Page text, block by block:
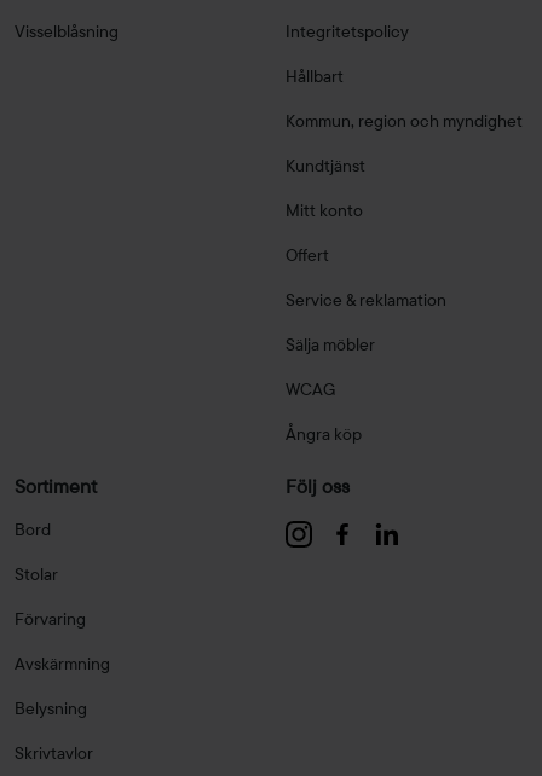
Visselblåsning Integritetspolicy
Hållbart
Kommun, region och myndighet
Kundtjänst
Mitt konto
Offert
Service & reklamation
Sälja möbler
WCAG
Ångra köp
Sortiment
Bord
Stolar
Förvaring
Avskärmning
Belysning
Skrivtavlor
Följ oss